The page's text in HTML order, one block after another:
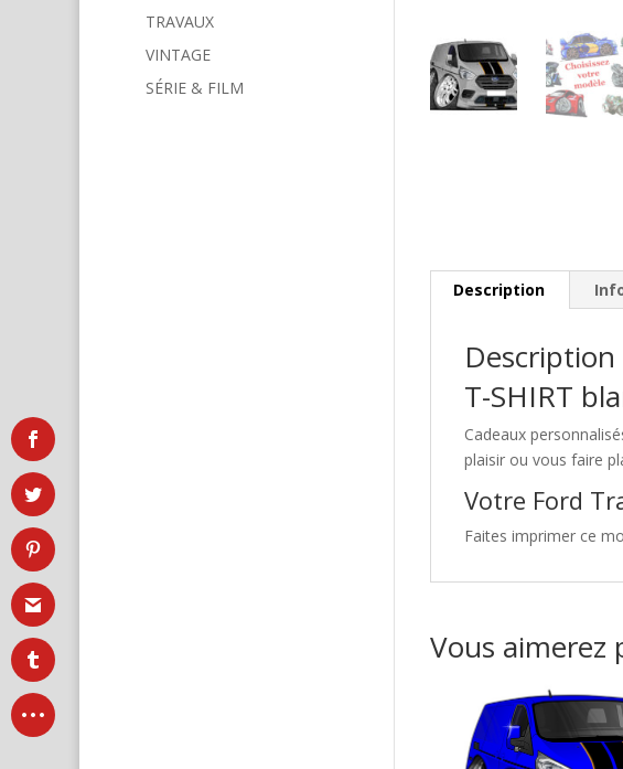
Description
Description
T-SHIRT
Cadeaux
plaisir ou vous faire
Votre Ford
Faites imprimer ce
Vous aimerez
TRAVAUX
VINTAGE
SÉRIE & FILM